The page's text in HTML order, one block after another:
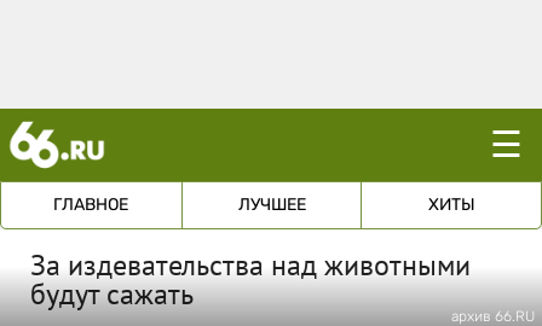
☰
ГЛАВНОЕ ЛУЧШЕЕ ХИТЫ
За издевательства над животными
будут сажать
архив 66.RU